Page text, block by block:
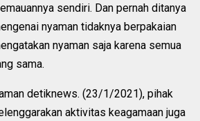
sendiri. Dan pernah ditanya
nyaman tidaknya berpakaian
nyaman saja karena semua
sama.
detiknews. (23/1/2021), pihak
aktivitas keagamaan juga